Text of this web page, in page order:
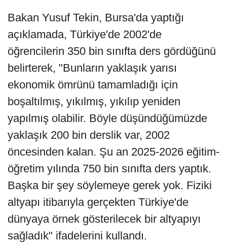
Bakan Yusuf Tekin, Bursa'da yaptığı
açıklamada, Türkiye'de 2002'de
öğrencilerin 350 bin sınıfta ders gördüğünü
belirterek, "Bunların yaklaşık yarısı
ekonomik ömrünü tamamladığı için
boşaltılmış, yıkılmış, yıkılıp yeniden
yapılmış olabilir. Böyle düşündüğümüzde
yaklaşık 200 bin derslik var, 2002
öncesinden kalan. Şu an 2025-2026 eğitim-
öğretim yılında 750 bin sınıfta ders yaptık.
Başka bir şey söylemeye gerek yok. Fiziki
altyapı itibarıyla gerçekten Türkiye'de
dünyaya örnek gösterilecek bir altyapıyı
sağladık" ifadelerini kullandı.